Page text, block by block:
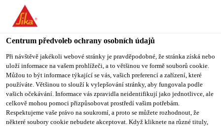
You are accessing "Sika CZ", it seems you are accessing it from
"Spojené státy". We have a dedicated website for your country.
TO SIKA
USA
STAY ON SIKA
CZ
STÁT
Sika CZ
Centrum předvoleb ochrany osobních údajů
Při návštěvě jakékoli webové stránky je pravděpodobné, že stránka získá nebo
uloží informace na vašem prohlížeči, a to většinou ve formě souborů cookie.
Můžou to být informace týkající se vás, vašich preferencí a zařízení, které
používáte. Většinou to slouží k vylepšování stránky, aby fungovala podle
vašich očekávání. Informace vás zpravidla neidentifikují jako jednotlivce, ale
celkově mohou pomoci přizpůsobovat prostředí vašim potřebám.
Respektujeme vaše právo na soukromí, a proto se můžete rozhodnout, že
některé soubory cookie nebudete akceptovat. Když kliknete na různé tituly,